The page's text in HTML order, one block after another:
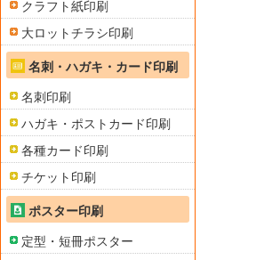
クラフト紙印刷
大ロットチラシ印刷
名刺・ハガキ・カード印刷
名刺印刷
ハガキ・ポストカード印刷
各種カード印刷
チケット印刷
ポスター印刷
定型・短冊ポスター